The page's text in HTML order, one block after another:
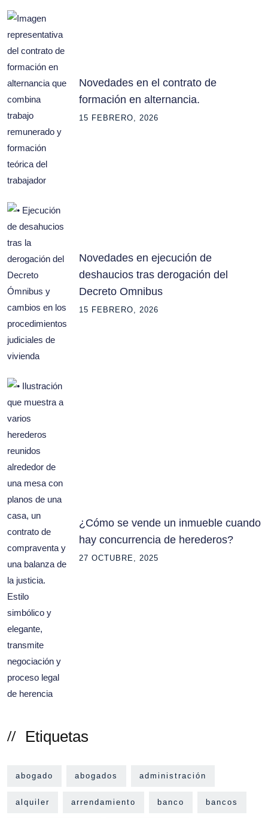
Novedades en el contrato de
formación en alternancia.
15 FEBRERO, 2026
Novedades en ejecución de
deshaucios tras derogación del
Decreto Omnibus
15 FEBRERO, 2026
¿Cómo se vende un inmueble cuando
hay concurrencia de herederos?
27 OCTUBRE, 2025
Etiquetas
abogado abogados administración
alquiler arrendamiento banco bancos